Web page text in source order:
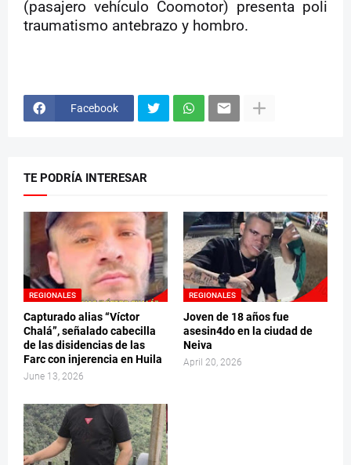
(pasajero vehículo Coomotor) presenta poli
traumatismo antebrazo y hombro.
Facebook
TE PODRÍA INTERESAR
REGIONALES
Capturado alias “Víctor
Chalá”, señalado cabecilla
de las disidencias de las
Farc con injerencia en Huila
June 13, 2026
REGIONALES
Joven de 18 años fue
asesin4do en la ciudad de
Neiva
April 20, 2026